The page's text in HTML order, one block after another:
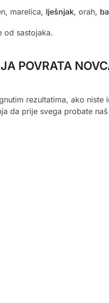
marelica, lješnjak, orah,
od sastojaka.
POVRATA
rezultatima, ako
da prije svega probate